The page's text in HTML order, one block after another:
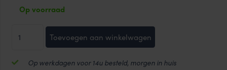
Op voorraad
Ecolife
luxe
Toevoegen aan winkelwagen
Op werkdagen voor 14u besteld, morgen in huis